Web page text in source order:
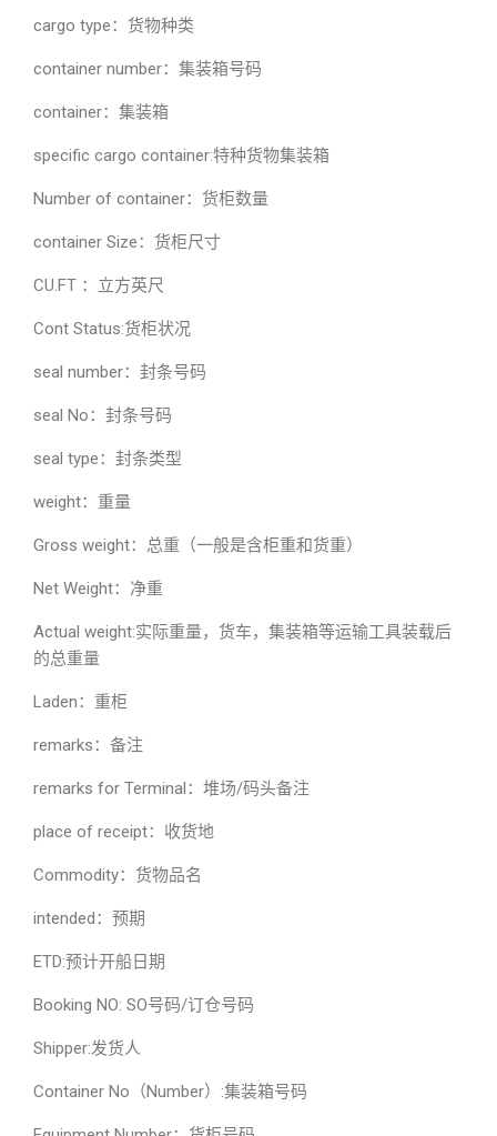
cargo type：货物种类
container number：集装箱号码
container：集装箱
specific cargo container:特种货物集装箱
Number of container：货柜数量
container Size：货柜尺寸
CU.FT ：立方英尺
Cont Status:货柜状况
seal number：封条号码
seal No：封条号码
seal type：封条类型
weight：重量
Gross weight：总重（一般是含柜重和货重）
Net Weight：净重
Actual weight:实际重量，货车，集装箱等运输工具装载后
的总重量
Laden：重柜
remarks：备注
remarks for Terminal：堆场/码头备注
place of receipt：收货地
Commodity：货物品名
intended：预期
ETD:预计开船日期
Booking NO: SO号码/订仓号码
Shipper:发货人
Container No（Number）:集装箱号码